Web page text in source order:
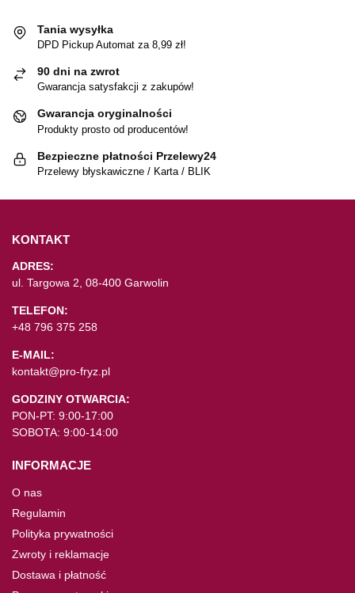
Tania wysyłka
DPD Pickup Automat za 8,99 zł!
90 dni na zwrot
Gwarancja satysfakcji z zakupów!
Gwarancja oryginalności
Produkty prosto od producentów!
Bezpieczne płatności Przelewy24
Przelewy błyskawiczne / Karta / BLIK
KONTAKT
ADRES:
ul. Targowa 2, 08-400 Garwolin
TELEFON:
+48 796 375 258
E-MAIL:
kontakt@pro-fryz.pl
GODZINY OTWARCIA:
PON-PT: 9:00-17:00
SOBOTA: 9:00-14:00
INFORMACJE
O nas
Regulamin
Polityka prywatności
Zwroty i reklamacje
Dostawa i płatność